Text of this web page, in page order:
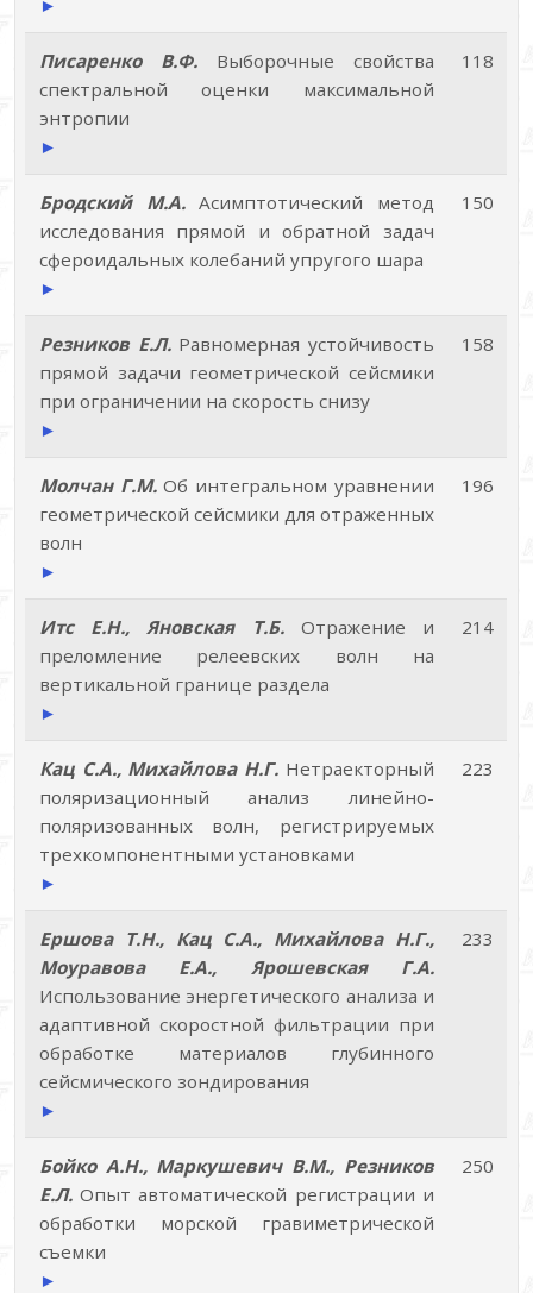
Писаренко В.Ф.Выборочные свойства
спектральной оценки максимальной
энтропии
►
118
Бродский М.А.Асимптотический метод
исследования прямой и обратной задач
сфероидальных колебаний упругого шара
►
150
Резников Е.Л.Равномерная устойчивость
прямой задачи геометрической сейсмики
при ограничении на скорость снизу
►
158
Молчан Г.М.Об интегральном уравнении
геометрической сейсмики для отраженных
волн
►
196
Итс Е.Н., Яновская Т.Б.Отражение и
преломление релеевских волн на
вертикальной границе раздела
►
214
Кац С.А., Михайлова Н.Г. Нетраекторный
поляризационный анализ линейно-
поляризованных волн, регистрируемых
трехкомпонентными установками
►
223
Ершова Т.Н., Кац С.А., Михайлова Н.Г.,
Моуравова Е.А., Ярошевская Г.А.
Использование энергетического анализа и
адаптивной скоростной фильтрации при
обработке материалов глубинного
сейсмического зондирования
►
233
Бойко А.Н., Маркушевич В.М., Резников
Е.Л.Опыт автоматической регистрации и
обработки морской гравиметрической
съемки
►
250